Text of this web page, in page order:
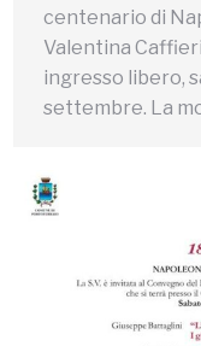
centenario di
Valentina
ingresso libero,
settembre. La